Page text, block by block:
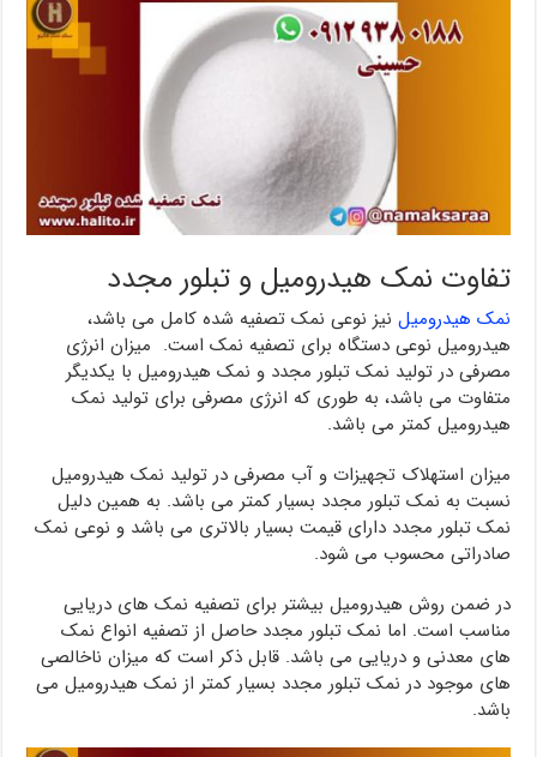
تفاوت نمک هیدرومیل و تبلور مجدد
نمک هیدرومیل نیز نوعی نمک تصفیه شده کامل می باشد،
هیدرومیل نوعی دستگاه برای تصفیه نمک است. میزان انرژی
مصرفی در تولید نمک تبلور مجدد و نمک هیدرومیل با یکدیگر
متفاوت می باشد، به طوری که انرژی مصرفی برای تولید نمک
هیدرومیل کمتر می باشد.
میزان استهلاک تجهیزات و آب مصرفی در تولید نمک هیدرومیل
نسبت به نمک تبلور مجدد بسیار کمتر می باشد. به همین دلیل
نمک تبلور مجدد دارای قیمت بسیار بالاتری می باشد و نوعی نمک
صادراتی محسوب می شود.
در ضمن روش هیدرومیل بیشتر برای تصفیه نمک های دریایی
مناسب است. اما نمک تبلور مجدد حاصل از تصفیه انواع نمک
های معدنی و دریایی می باشد. قابل ذکر است که میزان ناخالصی
های موجود در نمک تبلور مجدد بسیار کمتر از نمک هیدرومیل می
باشد.